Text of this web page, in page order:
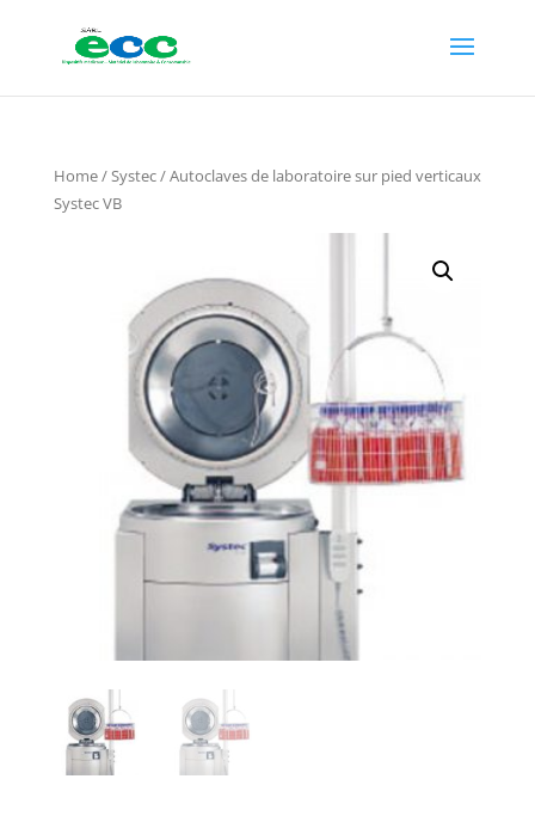
Home/Systec/ Autoclaves de laboratoire sur pied verticaux
Systec VB